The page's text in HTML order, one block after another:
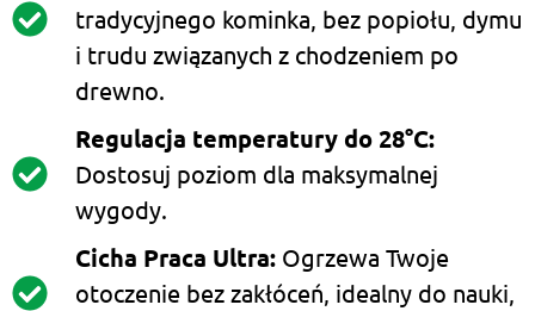
tradycyjnego kominka, bez popiołu, dymu
i trudu związanych z chodzeniem po
drewno.
Regulacja temperatury do 28°C:
Dostosuj poziom dla maksymalnej
wygody.
Cicha Praca Ultra:Ogrzewa Twoje
otoczenie bez zakłóceń, idealny do nauki,